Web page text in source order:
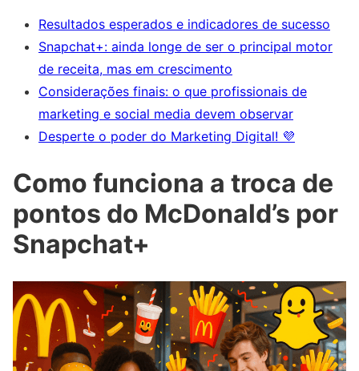
Resultados esperados e indicadores de sucesso
Snapchat+: ainda longe de ser o principal motor
de receita, mas em crescimento
Considerações finais: o que profissionais de
marketing e social media devem observar
Desperte o poder do Marketing Digital! 💜
Como funciona a troca de
pontos do McDonald’s por
Snapchat+